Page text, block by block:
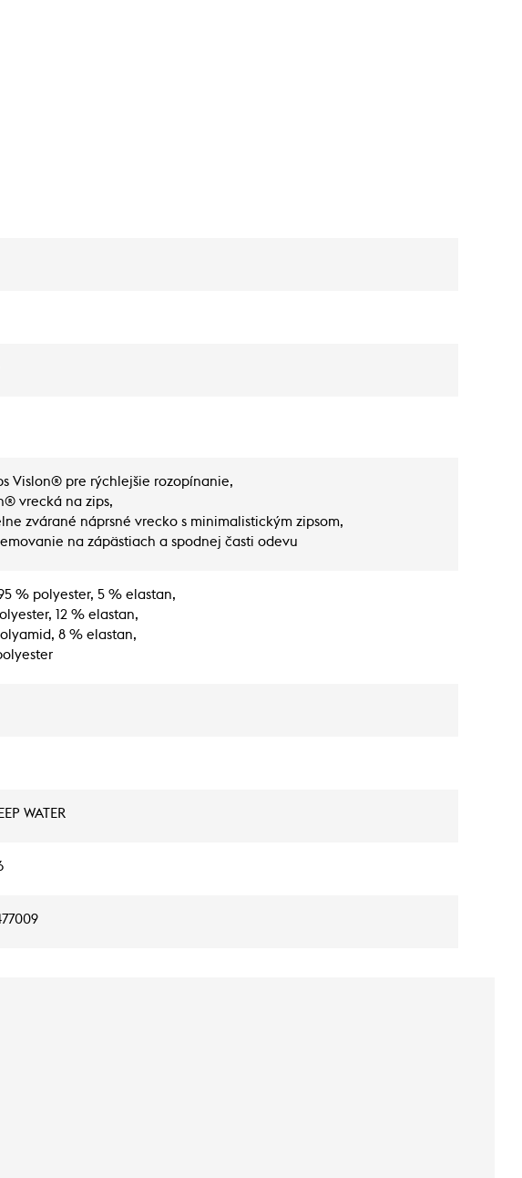
Vislon® pre rýchlejšie rozopínanie,
vrecká na zips,
zvárané náprsné vrecko s minimalistickým zipsom,
na zápästiach a spodnej časti odevu
% polyester, 5 % elastan,
12 % elastan,
8 % elastan,
WATER